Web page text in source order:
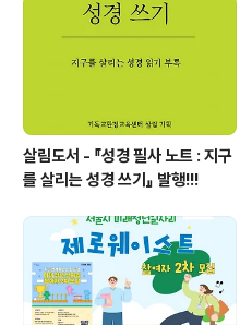
살림도서 - 『성경 필사 노트 : 지구
를 살리는 성경 쓰기』 발행!!!